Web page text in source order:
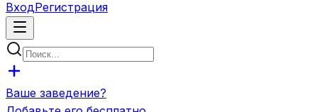
ВходРегистрация
Ваше заведение?